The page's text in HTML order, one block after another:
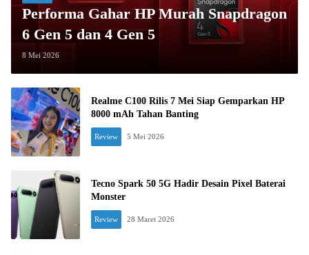
Performa Gahar HP Murah Snapdragon
6 Gen 5 dan 4 Gen 5
8 Mei 2026
Realme C100 Rilis 7 Mei Siap Gemparkan HP
8000 mAh Tahan Banting
Review 5 Mei 2026
Tecno Spark 50 5G Hadir Desain Pixel Baterai
Monster
Review 28 Maret 2026